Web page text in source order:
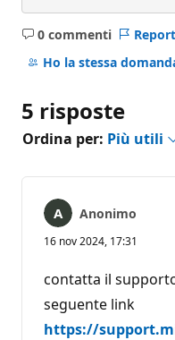
0 commenti
Nessun
commento
Report
Ho la stessa
5 risposte
Ordina per: Più utili
Anonimo
16 nov 2024, 17:31
contatta il
seguente link
https://